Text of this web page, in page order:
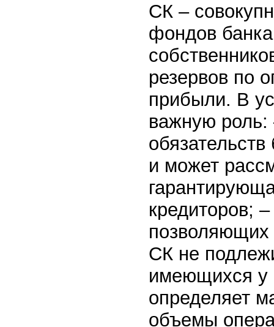
СК –
фондов
резервов по
прибыли. В
важную роль:
и может
кредиторов;
позволяющих
СК не
имеющихся у
определяет
объемы